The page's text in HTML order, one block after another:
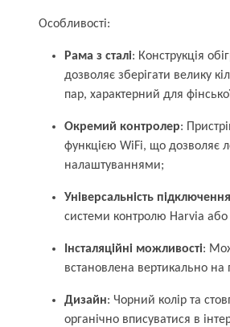
Особливості:
Рама з сталі: Конструкція
дозволяє зберігати велику
пар, характерний для
Окремий контролер:
функцією WiFi, що дозволяє
налаштуваннями;
Універсальність підключення
системи контролю Harvia або
Інсталяційні можливості:
встановлена вертикально на
Дизайн: Чорний колір та
органічно вписуватися в